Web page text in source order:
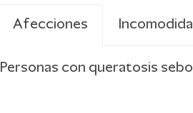
Afecciones
Personas con queratosis